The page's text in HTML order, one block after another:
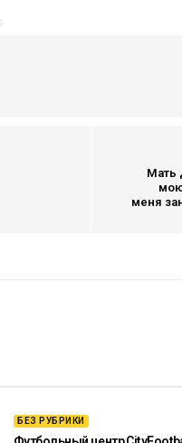
Мать
меня
БЕЗ РУБРИКИ